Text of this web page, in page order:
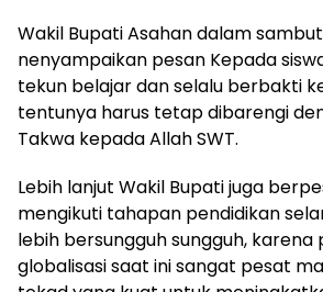
Wakil Bupati Asahan dalam
nenyampaikan pesan Kepada
tekun belajar dan selalu berbakti
tentunya harus tetap dibarengi
Takwa kepada Allah SWT.
Lebih lanjut Wakil Bupati juga
mengikuti tahapan pendidikan
lebih bersungguh sungguh, karena
globalisasi saat ini sangat pesat